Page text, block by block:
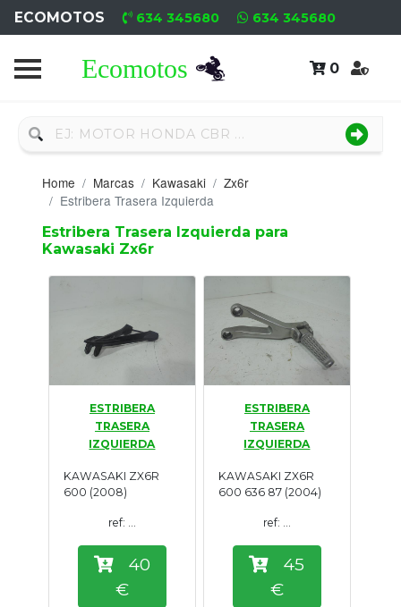
ECOMOTOS 634 345680 634 345680
0
Home
Nuevo
Neumáticos
Campa
Motores
Motores
Usados
Tasaciones
Formulario
Empresa
Contacto
Home Marcas Kawasaki
Zx6r
Estribera Trasera Izquierda
Estribera Trasera Izquierda para
Kawasaki Zx6r
ESTRIBERA
TRASERA
IZQUIERDA
KAWASAKI ZX6R
600 (2008)
ref: ...
40
€
ESTRIBERA
TRASERA
IZQUIERDA
KAWASAKI ZX6R
600 636 87 (2004)
ref: ...
45
€